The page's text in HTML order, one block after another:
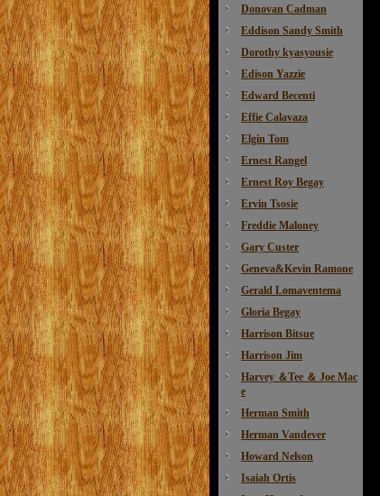
Donovan Cadman
Eddison Sandy Smith
Dorothy kyasyousie
Edison Yazzie
Edward Becenti
Effie Calavaza
Elgin Tom
Ernest Rangel
Ernest Roy Begay
Ervin Tsosie
Freddie Maloney
Gary Custer
Geneva&Kevin Ramone
Gerald Lomaventema
Gloria Begay
Harrison Bitsue
Harrison Jim
Harvey ＆Tee ＆ Joe Mac
e
Herman Smith
Herman Vandever
Howard Nelson
Isaiah Ortis